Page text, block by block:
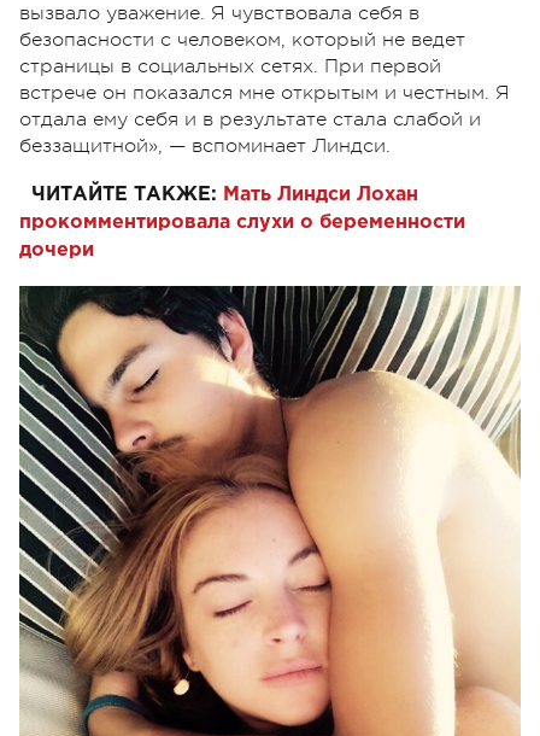
вызвало уважение. Я чувствовала себя в
безопасности с человеком, который не ведет
страницы в социальных сетях. При первой
встрече он показался мне открытым и честным. Я
отдала ему себя и в результате стала слабой и
беззащитной», — вспоминает Линдси.
ЧИТАЙТЕ ТАКЖЕ: Мать Линдси Лохан
прокомментировала слухи о беременности
дочери